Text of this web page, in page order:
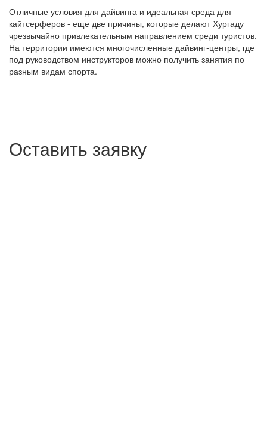
Отличные условия для дайвинга и идеальная среда для
кайтсерферов - еще две причины, которые делают Хургаду
чрезвычайно привлекательным направлением среди туристов.
На территории имеются многочисленные дайвинг-центры, где
под руководством инструкторов можно получить занятия по
разным видам спорта.
Оставить заявку